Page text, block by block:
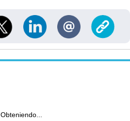
Obteniendo...